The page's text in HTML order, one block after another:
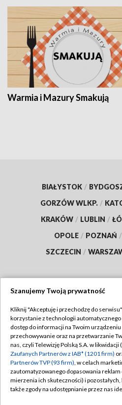
Warmia i Mazury Smakują
BIAŁYSTOK /
GORZÓW WLKP. /
KRAKÓW / LUBLIN /
OPOLE / POZNAŃ /
SZCZECIN /
TVP
Abonament TVP
Emisja w TVP
Centrum informacji TVP
Naziemna Telewizja Cyfrowa
Polityka
Moje
Szanujemy Twoją prywatność
Kliknij "Akceptuję i przechodzę do
korzystanie z technologii automatycznego
dostęp do informacji na Twoim
przechowywanie oraz na przetwarzanie
nas, czyli Telewizję Polską S.A. w likwidacji
Zaufanych Partnerów z IAB* (1201 firm)
Partnerów TVP (93 firm), w celach
zautomatyzowanego dopasowania
mierzenia ich skuteczności) i
także zgody na udostępnianie przez nas